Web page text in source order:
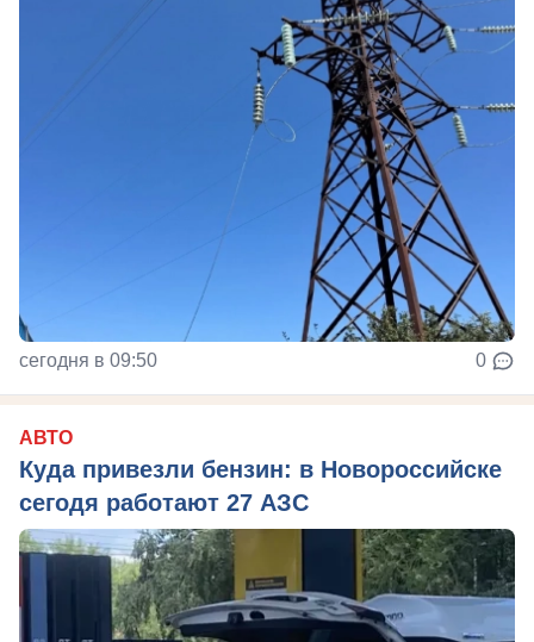
сегодня в 09:50 0
АВТО
Куда привезли бензин: в Новороссийске
сегодя работают 27 АЗС